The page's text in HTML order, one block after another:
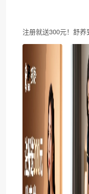
注册就送300元！舒养